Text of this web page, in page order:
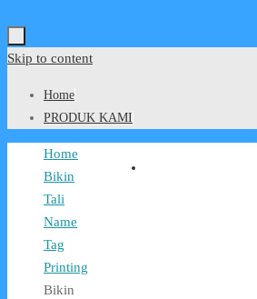
Skip to content
Home
PRODUK KAMI
Home
Bikin
Tali
Name
Tag
Printing
Bikin